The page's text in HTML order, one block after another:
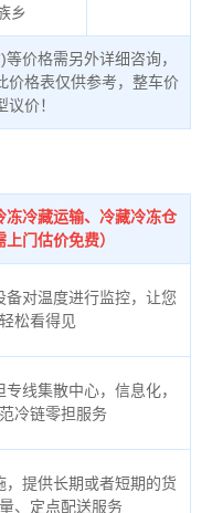
乡
价格需另外详细咨询，
价格表仅供参考，整车价
议价！
冷藏运输、冷藏冷冻仓
门估价免费）
对温度进行监控，让您
松看得见
线集散中心，信息化，
冷链零担服务
提供长期或者短期的货
、定点配送服务